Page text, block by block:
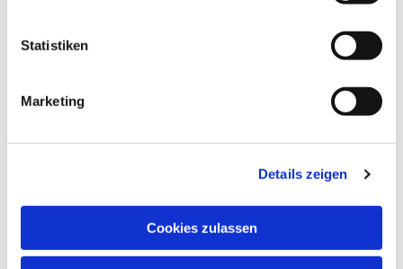
Statistiken
Marketing
Details zeigen
Cookies zulassen
NAVIGATION